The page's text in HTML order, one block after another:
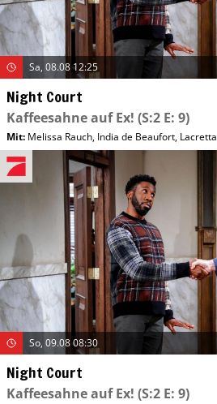
Sa, 08.08 12:25
Night Court
Kaffeesahne auf Ex! (S:2 E: 9)
Mit: Melissa Rauch, India de Beaufort, Lacretta
So, 09.08 08:30
Night Court
Kaffeesahne auf Ex! (S:2 E: 9)